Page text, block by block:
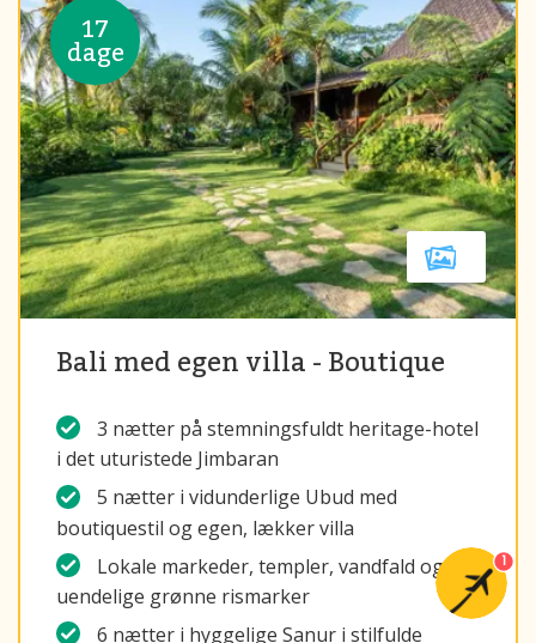
17
dage
Bali med egen villa - Boutique
3 nætter på stemningsfuldt heritage-hotel
i det uturistede Jimbaran
5 nætter i vidunderlige Ubud med
boutiquestil og egen, lækker villa
Lokale markeder, templer, vandfald og
uendelige grønne rismarker
6 nætter i hyggelige Sanur i stilfulde
1